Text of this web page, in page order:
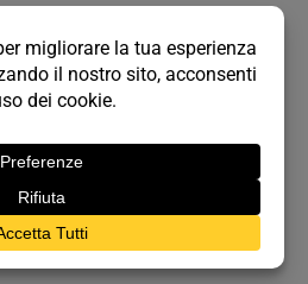
di colori
gamma di colori che
e rendere ancora più
Leisure Pools.